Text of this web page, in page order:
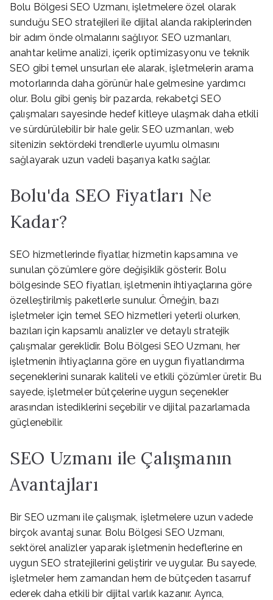
Bolu Bölgesi SEO Uzmanı, işletmelere özel olarak
sunduğu SEO stratejileri ile dijital alanda rakiplerinden
bir adım önde olmalarını sağlıyor. SEO uzmanları,
anahtar kelime analizi, içerik optimizasyonu ve teknik
SEO gibi temel unsurları ele alarak, işletmelerin arama
motorlarında daha görünür hale gelmesine yardımcı
olur. Bolu gibi geniş bir pazarda, rekabetçi SEO
çalışmaları sayesinde hedef kitleye ulaşmak daha etkili
ve sürdürülebilir bir hale gelir. SEO uzmanları, web
sitenizin sektördeki trendlerle uyumlu olmasını
sağlayarak uzun vadeli başarıya katkı sağlar.
Bolu'da SEO Fiyatları Ne
Kadar?
SEO hizmetlerinde fiyatlar, hizmetin kapsamına ve
sunulan çözümlere göre değişiklik gösterir. Bolu
bölgesinde SEO fiyatları, işletmenin ihtiyaçlarına göre
özelleştirilmiş paketlerle sunulur. Örneğin, bazı
işletmeler için temel SEO hizmetleri yeterli olurken,
bazıları için kapsamlı analizler ve detaylı stratejik
çalışmalar gereklidir. Bolu Bölgesi SEO Uzmanı, her
işletmenin ihtiyaçlarına göre en uygun fiyatlandırma
seçeneklerini sunarak kaliteli ve etkili çözümler üretir. Bu
sayede, işletmeler bütçelerine uygun seçenekler
arasından istediklerini seçebilir ve dijital pazarlamada
güçlenebilir.
SEO Uzmanı ile Çalışmanın
Avantajları
Bir SEO uzmanı ile çalışmak, işletmelere uzun vadede
birçok avantaj sunar. Bolu Bölgesi SEO Uzmanı,
sektörel analizler yaparak işletmenin hedeflerine en
uygun SEO stratejilerini geliştirir ve uygular. Bu sayede,
işletmeler hem zamandan hem de bütçeden tasarruf
ederek daha etkili bir dijital varlık kazanır. Ayrıca,